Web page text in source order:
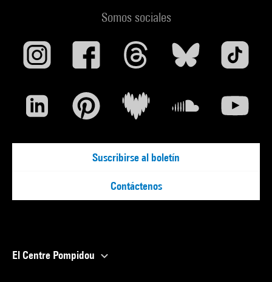
Somos sociales
Suscribirse al boletín
Contáctenos
El Centre Pompidou